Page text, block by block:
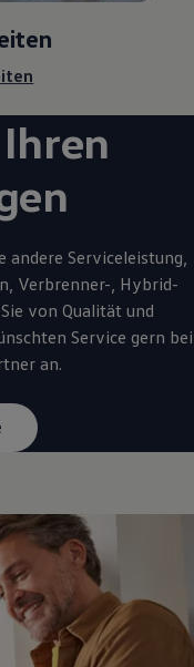
Ihren
Serviceleistung,
, Verbrenner-, Hybrid-
von Qualität und
Service gern bei
an.